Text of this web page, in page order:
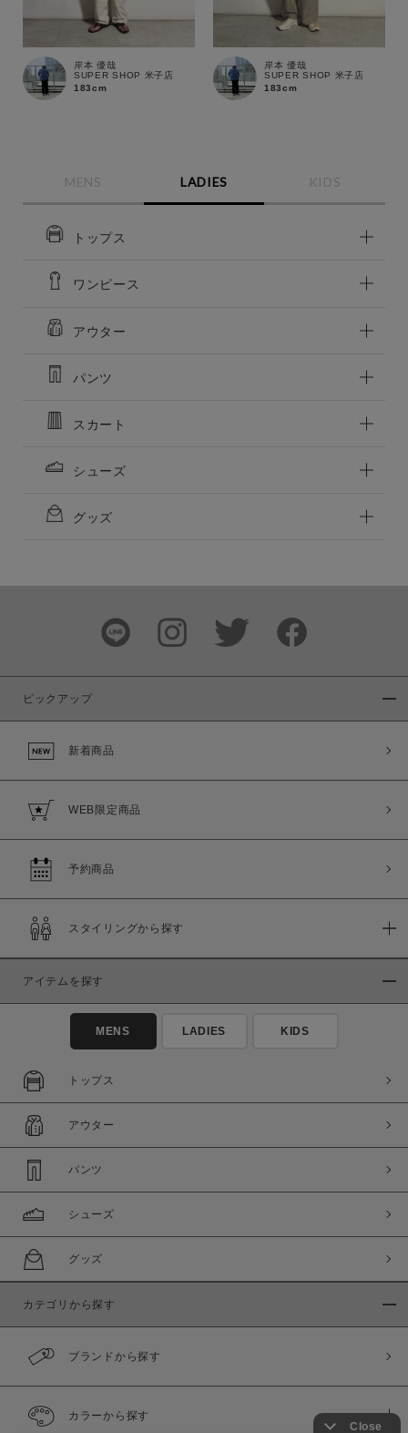
岸本 優哉
SUPER SHOP 米子店
183cm
岸本 優哉
SUPER SHOP 米子店
183cm
MENS LADIES KIDS
トップス
ワンピース
アウター
パンツ
スカート
シューズ
グッズ
ピックアップ
新着商品
WEB限定商品
予約商品
スタイリングから探す
アイテムを探す
MENS LADIES KIDS
トップス
アウター
パンツ
シューズ
グッズ
カテゴリから探す
ブランドから探す
カラーから探す